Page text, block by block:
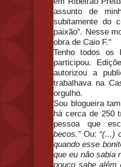
assunto de
subitamente do
paixão”. Nesse
obra de Caio F."
Tenho todos os
participou.
autorizou a
trabalhava na
orgulho.
Sou blogueira
há cerca de 250
pessoa que
becos.”Ou: “(...)
quando esse
que eu não sabia
pouco sabe além